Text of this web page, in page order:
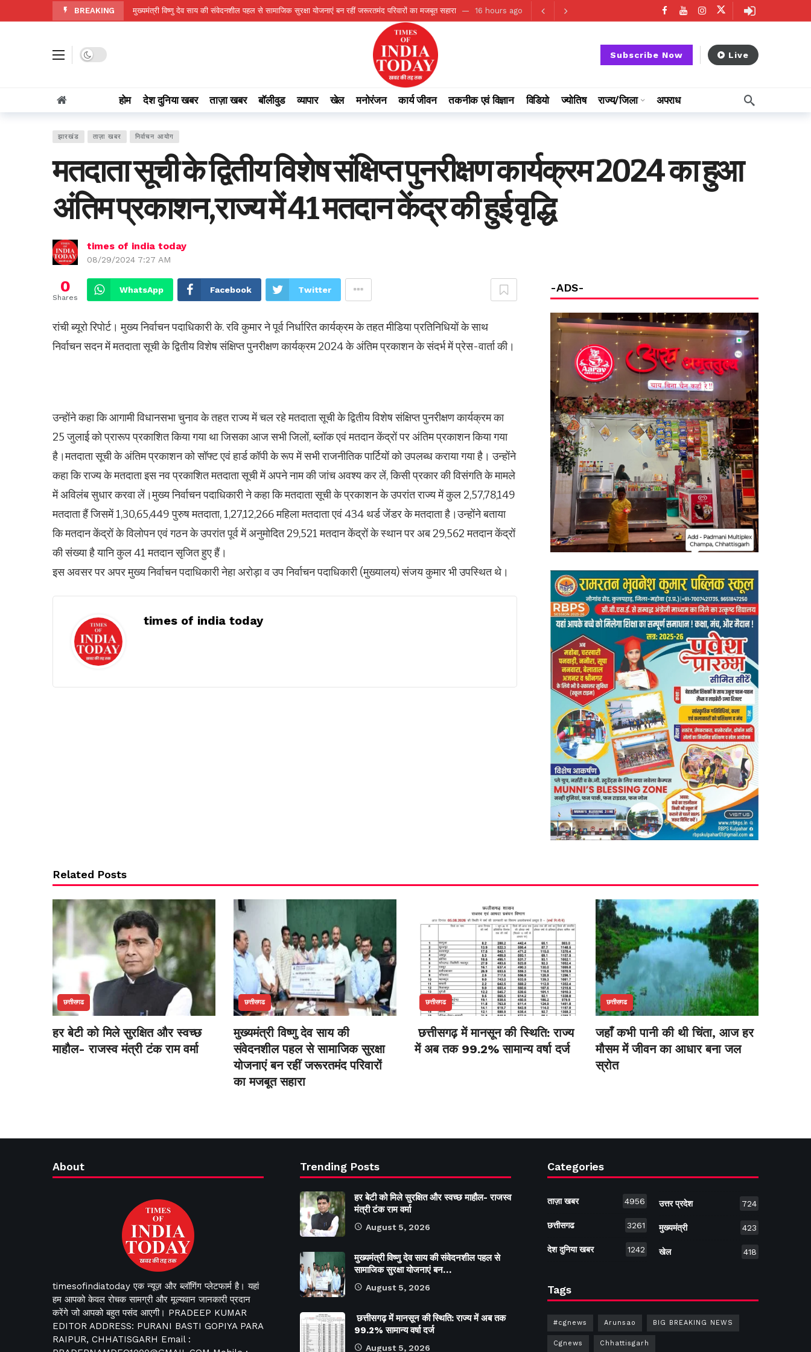
BREAKING मुख्यमंत्री विष्णु देव साय की संवेदनशील पहल से सामाजिक सुरक्षा योजनाएं बन रहीं जरूरतमंद परिवारों का मजबूत सहारा 16 hours ago
16 hours ago
16 hours ago
16 hours ago
कर्तव्यनिष्ठ होकर जनसेवा एवं सुशासन के लिए जमीनी स्तर पर करें बेहतर कार्य: मुख्यमंत्री विष्णु देव साय
छत्तीसगढ़ में निराश्रित मवेशियों के संरक्षण के लिए बड़ी पहल 16 hours ago
मोमिनपारा में निःशुल्क आयुष्मान कार्ड शिविर का सफल आयोजन
अभिषेक बेनर्जी को नेपाल की राजधानी में ‘अंतरराष्ट्रीय पत्रकारिता सम्मान-2026’ से नवाजा गया 16 hours ago
हर बेटी को मिले सुरक्षित और स्वच्छ माहौल- राजस्व मंत्री टंक राम वर्मा 16 hours ago
Dark mode Subscribe Now Live
होम देश दुनिया खबर ताज़ा खबर बॉलीवुड व्यापार खेल मनोरंजन कार्य जीवन तकनीक एवं विज्ञान विडियो ज्योतिष राज्य/जिला अपराध
झारखंड ताज़ा खबर निर्वाचन आयोग
मतदाता सूची के द्वितीय विशेष संक्षिप्त पुनरीक्षण कार्यक्रम 2024 का हुआ
अंतिम प्रकाशन,राज्य में 41 मतदान केंद्र की हुई वृद्धि
times of india today
08/29/2024 7:27 AM
0
Shares
WhatsApp Facebook Twitter
रांची ब्यूरो रिपोर्ट। मुख्य निर्वाचन पदाधिकारी के. रवि कुमार ने पूर्व निर्धारित कार्यक्रम के तहत मीडिया प्रतिनिधियों के साथ
निर्वाचन सदन में मतदाता सूची के द्वितीय विशेष संक्षिप्त पुनरीक्षण कार्यक्रम 2024 के अंतिम प्रकाशन के संदर्भ में प्रेस-वार्ता की।
उन्होंने कहा कि आगामी विधानसभा चुनाव के तहत राज्य में चल रहे मतदाता सूची के द्वितीय विशेष संक्षिप्त पुनरीक्षण कार्यक्रम का
25 जुलाई को प्रारूप प्रकाशित किया गया था जिसका आज सभी जिलों, ब्लॉक एवं मतदान केंद्रों पर अंतिम प्रकाशन किया गया
है।मतदाता सूची के अंतिम प्रकाशन को सॉफ्ट एवं हार्ड कॉपी के रूप में सभी राजनीतिक पार्टियों को उपलब्ध कराया गया है। उन्होंने
कहा कि राज्य के मतदाता इस नव प्रकाशित मतदाता सूची में अपने नाम की जांच अवश्य कर लें, किसी प्रकार की विसंगति के मामले
में अविलंब सुधार करवा लें।मुख्य निर्वाचन पदाधिकारी ने कहा कि मतदाता सूची के प्रकाशन के उपरांत राज्य में कुल 2,57,78,149
मतदाता हैं जिसमें 1,30,65,449 पुरुष मतदाता, 1,27,12,266 महिला मतदाता एवं 434 थर्ड जेंडर के मतदाता है।उन्होंने बताया
कि मतदान केंद्रों के विलोपन एवं गठन के उपरांत पूर्व में अनुमोदित 29,521 मतदान केंद्रों के स्थान पर अब 29,562 मतदान केंद्रों
की संख्या है यानि कुल 41 मतदान सृजित हुए हैं।
इस अवसर पर अपर मुख्य निर्वाचन पदाधिकारी नेहा अरोड़ा व उप निर्वाचन पदाधिकारी (मुख्यालय) संजय कुमार भी उपस्थित थे।
times of india today
-ADS-
Related Posts
छत्तीसगढ
हर बेटी को मिले सुरक्षित और स्वच्छ
माहौल- राजस्व मंत्री टंक राम वर्मा
छत्तीसगढ
मुख्यमंत्री विष्णु देव साय की
संवेदनशील पहल से सामाजिक सुरक्षा
योजनाएं बन रहीं जरूरतमंद परिवारों
का मजबूत सहारा
छत्तीसगढ
छत्तीसगढ़ में मानसून की स्थिति: राज्य
में अब तक 99.2% सामान्य वर्षा दर्ज
छत्तीसगढ
जहाँ कभी पानी की थी चिंता, आज हर
मौसम में जीवन का आधार बना जल
स्रोत
About
timesofindiatoday एक न्यूज़ और ब्लॉगिंग प्लेटफार्म है। यहां
हम आपको केवल रोचक सामग्री और मूल्यवान जानकारी प्रदान
करेंगे जो आपको बहुत पसंद आएगी। PRADEEP KUMAR
EDITOR ADDRESS: PURANI BASTI GOPIYA PARA
RAIPUR, CHHATISGARH Email :
Trending Posts
हर बेटी को मिले सुरक्षित और स्वच्छ माहौल- राजस्व
मंत्री टंक राम वर्मा
August 5, 2026
मुख्यमंत्री विष्णु देव साय की संवेदनशील पहल से
सामाजिक सुरक्षा योजनाएं बन…
August 5, 2026
छत्तीसगढ़ में मानसून की स्थिति: राज्य में अब तक
99.2% सामान्य वर्षा दर्ज
August 5, 2026
Categories
ताज़ा खबर 4956
छत्तीसगढ 3261
देश दुनिया खबर 1242
उत्तर प्रदेश 724
मुख्यमंत्री 423
खेल 418
Tags
#cgnews Arunsao BIG BREAKING NEWS
Cgnews Chhattisgarh